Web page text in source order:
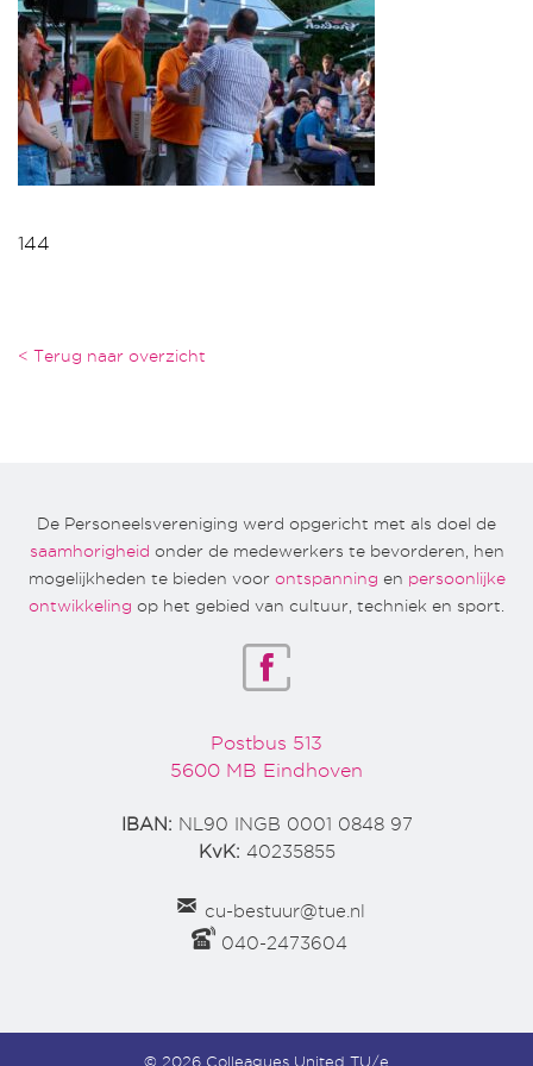
144
< Terug naar overzicht
De Personeelsvereniging werd opgericht met als doel de
saamhorigheid onder de medewerkers te bevorderen, hen
mogelijkheden te bieden voor ontspanning en persoonlijke
ontwikkeling op het gebied van cultuur, techniek en sport.
Postbus 513
5600 MB Eindhoven
IBAN: NL90 INGB 0001 0848 97
KvK: 40235855
cu-bestuur@tue.nl
040-2473604
© 2026 Colleagues United TU/e